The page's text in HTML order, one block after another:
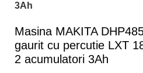
3Ah
Masina MAKITA
gaurit cu percutie LXT
2 acumulatori 3Ah